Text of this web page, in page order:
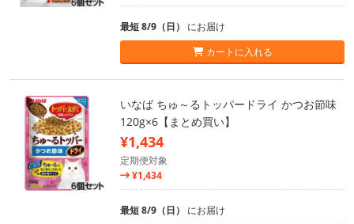
最短 8/9（日） にお届け
カートに入れる
いなば ちゅ～るトッパードライ かつお節味
120g×6【まとめ買い】
¥1,434
定期便対象
¥1,434
最短 8/9（日） にお届け